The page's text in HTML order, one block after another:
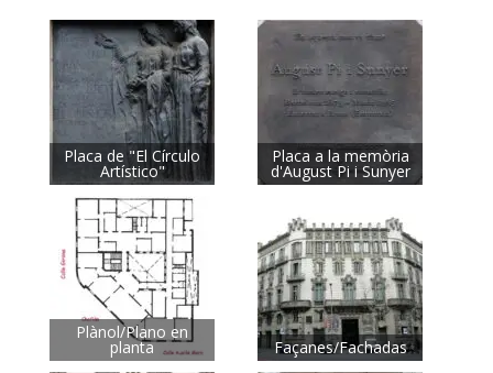
Placa de "El Círculo
Artístico"
Placa a la memòria
d'August Pi i Sunyer
Plànol/Plano en
planta Façanes/Fachadas